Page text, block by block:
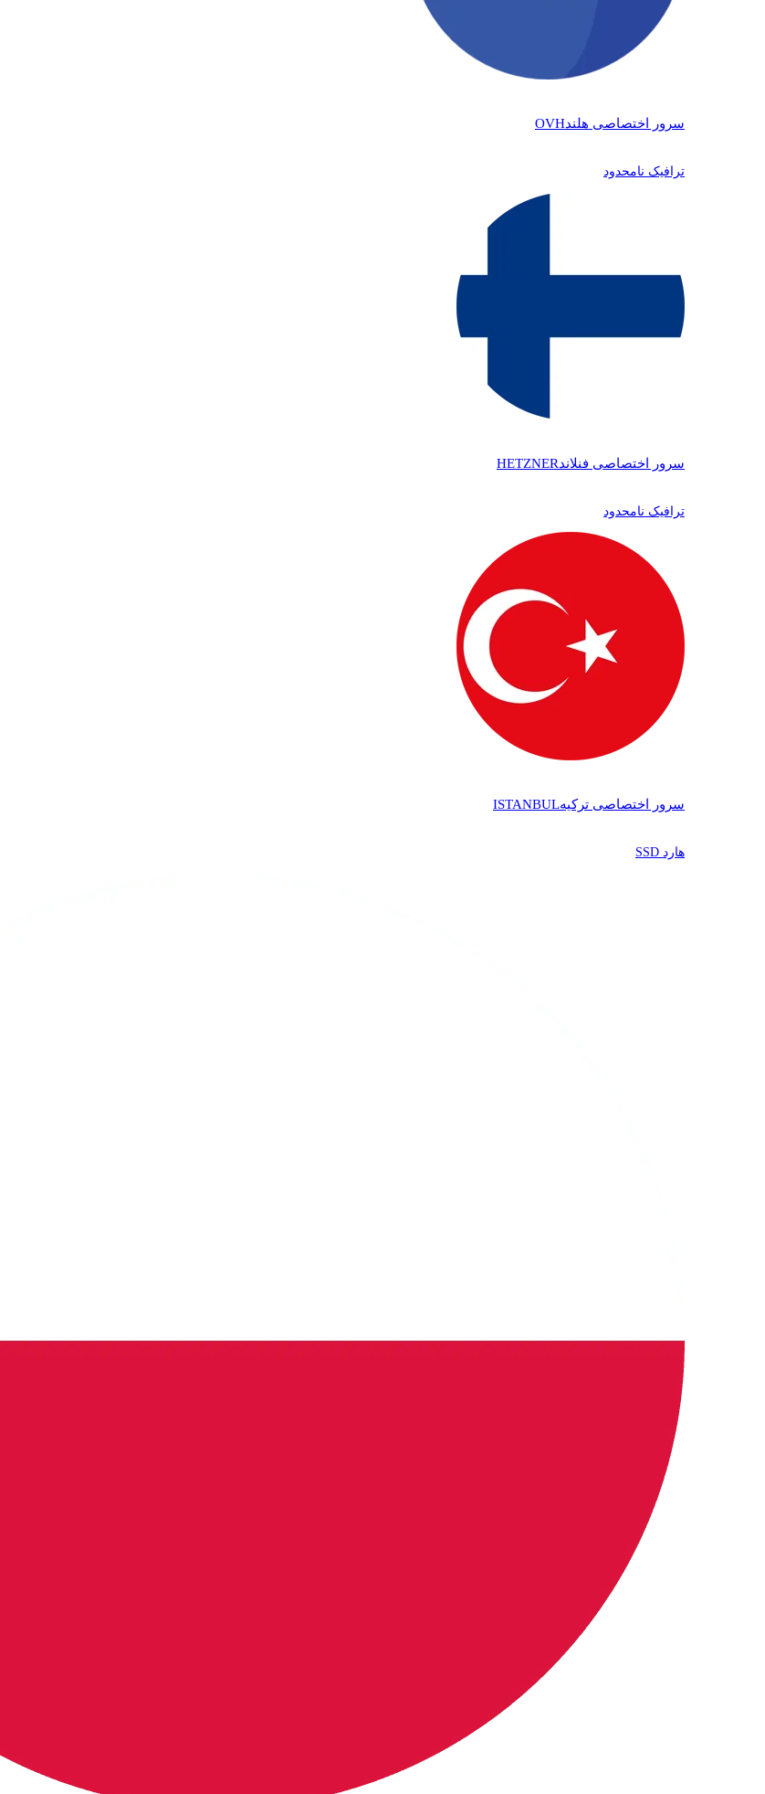
سرور اختصاصی هلندOVH
ترافیک نامحدود
سرور اختصاصی فنلاندHETZNER
ترافیک نامحدود
سرور اختصاصی ترکیهISTANBUL
هارد SSD